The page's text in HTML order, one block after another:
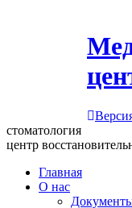
стоматология
центр
Главная
О нас